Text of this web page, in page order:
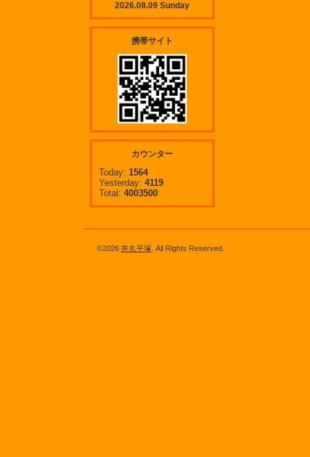
2026.08.09 Sunday
携帯サイト
カウンター
Today: 1564
Yesterday: 4119
Total: 4003500
©2026 丼丸平塚 . All Rights Reserved.